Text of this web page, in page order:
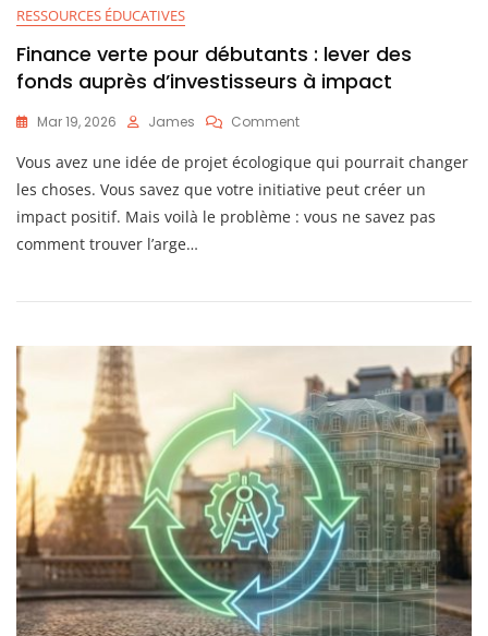
RESSOURCES ÉDUCATIVES
Finance verte pour débutants : lever des
fonds auprès d’investisseurs à impact
Mar 19, 2026 James CommentOn
Verte
Pour
Débutants
Auprès
À
Vous avez une idée de projet écologique qui pourrait changer
les choses. Vous savez que votre initiative peut créer un
impact positif. Mais voilà le problème : vous ne savez pas
comment trouver l’arge…